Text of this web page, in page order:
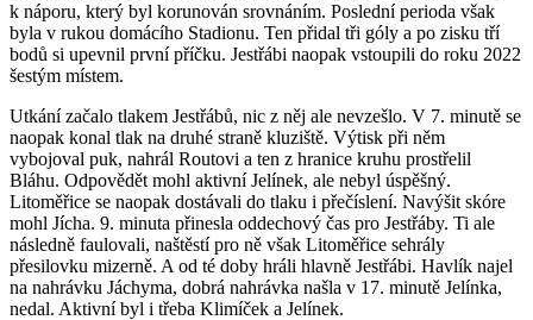
k náporu, který byl korunován srovnáním. Poslední perioda však
byla v rukou domácího Stadionu. Ten přidal tři góly a po zisku tří
bodů si upevnil první příčku. Jestřábi naopak vstoupili do roku 2022
šestým místem.
Utkání začalo tlakem Jestřábů, nic z něj ale nevzešlo. V 7. minutě se
naopak konal tlak na druhé straně kluziště. Výtisk při něm
vybojoval puk, nahrál Routovi a ten z hranice kruhu prostřelil
Bláhu. Odpovědět mohl aktivní Jelínek, ale nebyl úspěšný.
Litoměřice se naopak dostávali do tlaku i přečíslení. Navýšit skóre
mohl Jícha. 9. minuta přinesla oddechový čas pro Jestřáby. Ti ale
následně faulovali, naštěstí pro ně však Litoměřice sehrály
přesilovku mizerně. A od té doby hráli hlavně Jestřábi. Havlík najel
na nahrávku Jáchyma, dobrá nahrávka našla v 17. minutě Jelínka,
nedal. Aktivní byl i třeba Klimíček a Jelínek.